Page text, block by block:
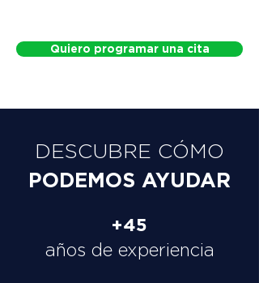
Quiero programar una cita
DESCUBRE CÓMO
PODEMOS AYUDAR
+45
años de experiencia